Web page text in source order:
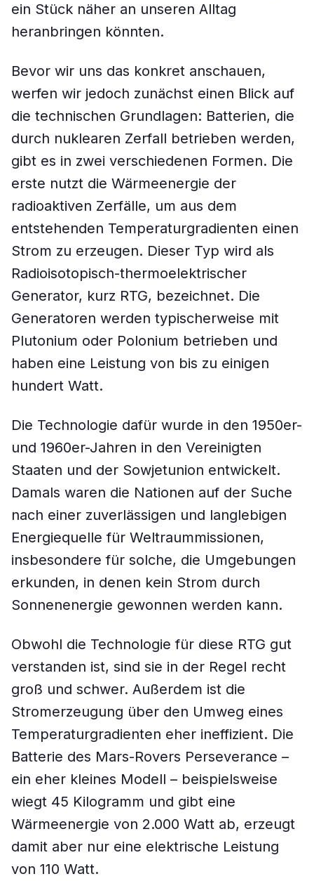
ein Stück näher an unseren Alltag
heranbringen könnten.
Bevor wir uns das konkret anschauen,
werfen wir jedoch zunächst einen Blick auf
die technischen Grundlagen: Batterien, die
durch nuklearen Zerfall betrieben werden,
gibt es in zwei verschiedenen Formen. Die
erste nutzt die Wärmeenergie der
radioaktiven Zerfälle, um aus dem
entstehenden Temperaturgradienten einen
Strom zu erzeugen. Dieser Typ wird als
Radioisotopisch-thermoelektrischer
Generator, kurz RTG, bezeichnet. Die
Generatoren werden typischerweise mit
Plutonium oder Polonium betrieben und
haben eine Leistung von bis zu einigen
hundert Watt.
Die Technologie dafür wurde in den 1950er-
und 1960er-Jahren in den Vereinigten
Staaten und der Sowjetunion entwickelt.
Damals waren die Nationen auf der Suche
nach einer zuverlässigen und langlebigen
Energiequelle für Weltraummissionen,
insbesondere für solche, die Umgebungen
erkunden, in denen kein Strom durch
Sonnenenergie gewonnen werden kann.
Obwohl die Technologie für diese RTG gut
verstanden ist, sind sie in der Regel recht
groß und schwer. Außerdem ist die
Stromerzeugung über den Umweg eines
Temperaturgradienten eher ineffizient. Die
Batterie des Mars-Rovers Perseverance –
ein eher kleines Modell – beispielsweise
wiegt 45 Kilogramm und gibt eine
Wärmeenergie von 2.000 Watt ab, erzeugt
damit aber nur eine elektrische Leistung
von 110 Watt.